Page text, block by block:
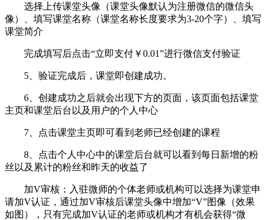
选择上传课堂头像（课堂头像默认为注册微信的微信头
像）、填写课堂名称（课堂名称长度要求为3-20个字）、填写
课堂简介
完成填写后点击“立即支付￥0.01”进行微信支付验证
5、验证完成后，课堂即创建成功。
6、创建成功之后就会出现下方的页面，该页面包括课堂
主页和课堂后台以及用户的个人中心
7、点击课堂主页即可看到老师已经创建的课程
8、点击个人中心中的课堂后台就可以看到每日新增的粉
丝以及累计的粉丝和昨天的收益了
加V审核：入驻微师的个体老师或机构可以选择为课堂申
请加V认证，通过加V审核后课堂头像中增加“V”图像（效果
如图），只有完成加V认证的老师或机构才有机会获得“微